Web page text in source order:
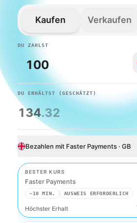
Kaufen Verkaufen
DU ZAHLST
DU ERHÄLTST (GESCHÄTZT)
134.32
Bezahlen mit Faster Payments · GB
BESTER KURS
Faster Payments
~10 MIN. AUSWEIS ERFORDERLICH
Höchster Erhalt
Faster Payments